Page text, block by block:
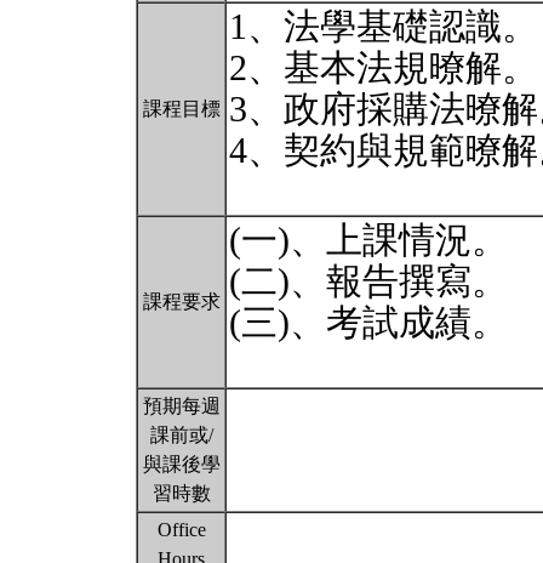
課程目標
1、法學基礎認識。
2、基本法規暸解。
3、政府採購法暸
4、契約與規範暸
課程要求
(一)、上課情況。
(二)、報告撰寫。
(三)、考試成績。
預期每週
課前或/
與課後學
習時數
Office
Hours